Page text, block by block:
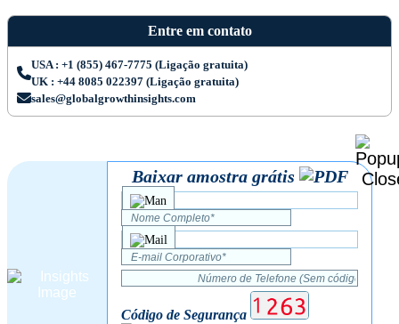
Entre em contato
USA : +1 (855) 467-7775 (Ligação gratuita)
UK : +44 8085 022397 (Ligação gratuita)
sales@globalgrowthinsights.com
Baixar amostra grátis
Código de Segurança